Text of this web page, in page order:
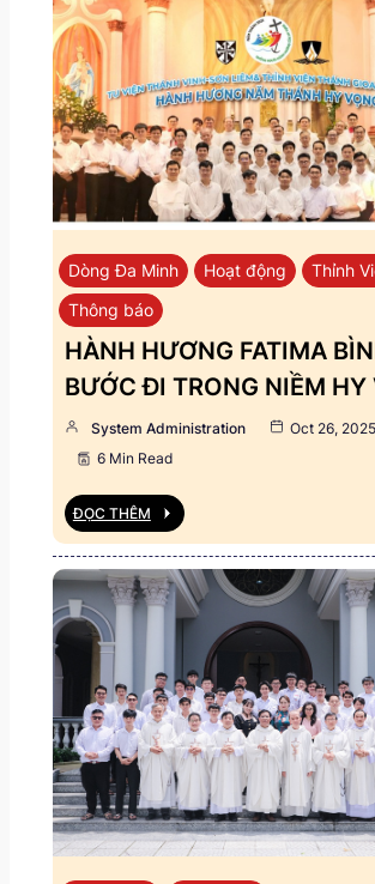
Dòng Đa Minh Hoạt động
Thỉnh
Thông báo
HÀNH HƯƠNG FATIMA
BƯỚC ĐI TRONG NIỀM HY
System Administration
Oct 26, 2025
6 Min Read
ĐỌC THÊM